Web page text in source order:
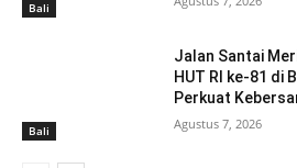
Bali
Bali
Jalan Santai
HUT RI ke-81 di
Perkuat
Agustus 7, 2026